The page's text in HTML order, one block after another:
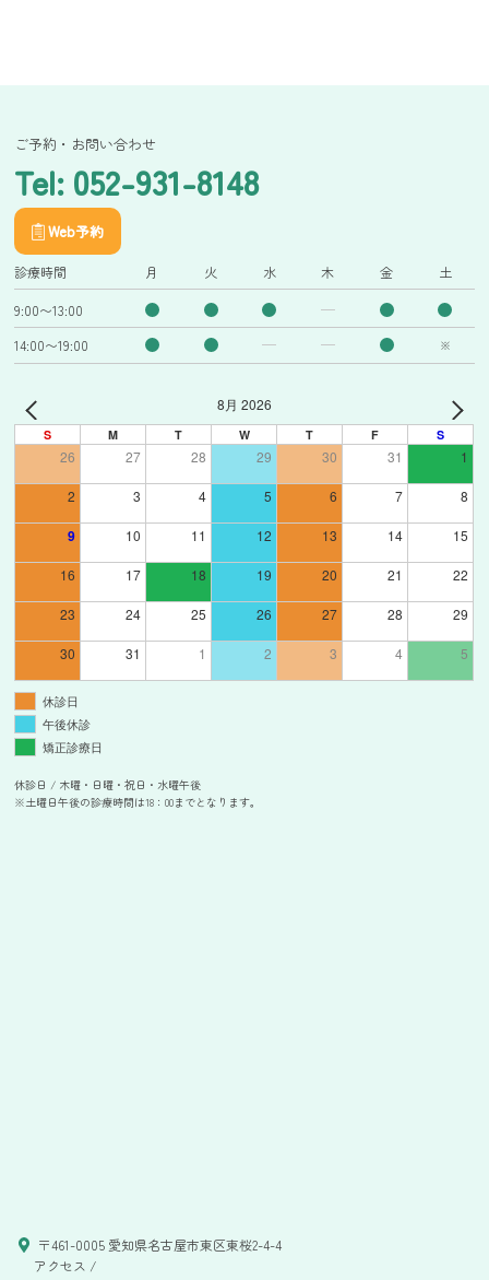
ご予約・お問い合わせ
Tel: 052-931-8148
Web予約
診療時間 月 火 水 木 金 土
9:00〜13:00
14:00〜19:00
※
8月 2026
S M T W T F S
26 27 28 29 30 31 1
2 3 4 5 6 7 8
9 10 11 12 13 14 15
16 17 18 19 20 21 22
23 24 25 26 27 28 29
30 31 1 2 3 4 5
休診日
午後休診
矯正診療日
休診日 / 木曜・日曜・祝日・水曜午後
※土曜日午後の診療時間は18：00までとなります。
〒461-0005 愛知県名古屋市東区東桜2-4-4
アクセス /